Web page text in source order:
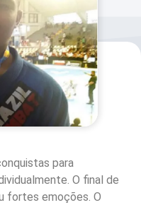
para
O final de
fortes emoções. O